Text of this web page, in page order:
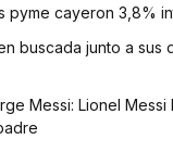
pyme cayeron 3,8%
buscada junto a sus
Messi: Lionel Messi